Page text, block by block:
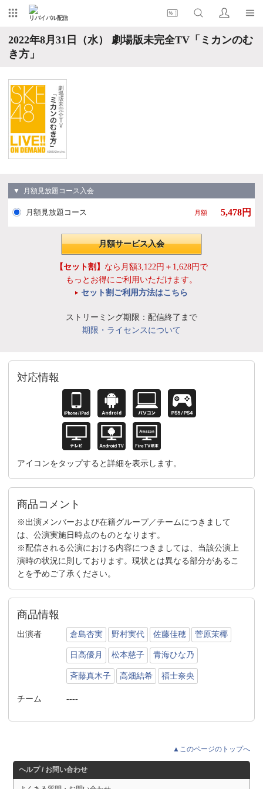
リバイバル配信
2022年8月31日（水） 劇場版未完全TV「ミカンのむ
き方」
▼ 月額見放題コース入会
月額見放題コース 月額 5,478円
月額サービス入会
【セット割】 なら月額3,122円＋1,628円で
もっとお得にご利用いただけます。
セット割ご利用方法はこちら
ストリーミング期限：配信終了まで
期限・ライセンスについて
対応情報
アイコンをタップすると詳細を表示します。
商品コメント
※出演メンバーおよび在籍グループ／チームにつきまして
は、公演実施日時点のものとなります。
※配信される公演における内容につきましては、当該公演上
演時の状況に則しております。現状とは異なる部分があるこ
とを予めご了承ください。
商品情報
出演者 倉島杏実 野村実代 佐藤佳穂 菅原茉椰
日高優月 松本慈子 青海ひな乃
斉藤真木子 高畑結希 福士奈央
チーム ----
▲このページのトップへ
ヘルプ / お問い合わせ